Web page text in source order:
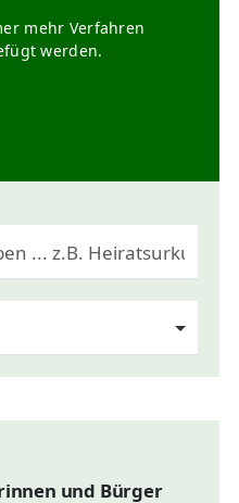
mehr Verfahren
werden.
und Bürger